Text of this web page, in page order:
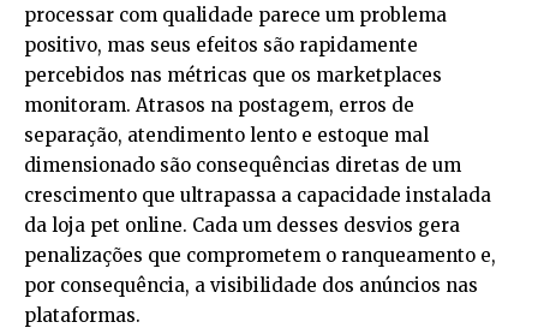
processar com qualidade parece um problema
positivo, mas seus efeitos são rapidamente
percebidos nas métricas que os marketplaces
monitoram. Atrasos na postagem, erros de
separação, atendimento lento e estoque mal
dimensionado são consequências diretas de um
crescimento que ultrapassa a capacidade instalada
da loja pet online. Cada um desses desvios gera
penalizações que comprometem o ranqueamento e,
por consequência, a visibilidade dos anúncios nas
plataformas.